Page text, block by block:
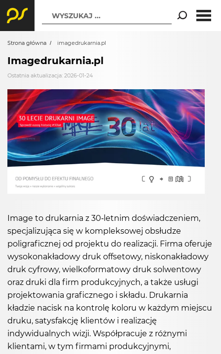
WYSZUKAJ ...
Strona główna imagedrukarnia.pl
Imagedrukarnia.pl
Ostatnia aktualizacja: 2026-01-24
Image to drukarnia z 30-letnim doświadczeniem,
specjalizująca się w kompleksowej obsłudze
poligraficznej od projektu do realizacji. Firma oferuje
wysokonakładowy druk offsetowy, niskonakładowy
druk cyfrowy, wielkoformatowy druk solwentowy
oraz druki dla firm produkcyjnych, a także usługi
projektowania graficznego i składu. Drukarnia
kładzie nacisk na kontrolę koloru w każdym miejscu
druku, satysfakcję klientów i realizację
indywidualnych wizji. Współpracuje z różnymi
klientami, w tym firmami produkcyjnymi,